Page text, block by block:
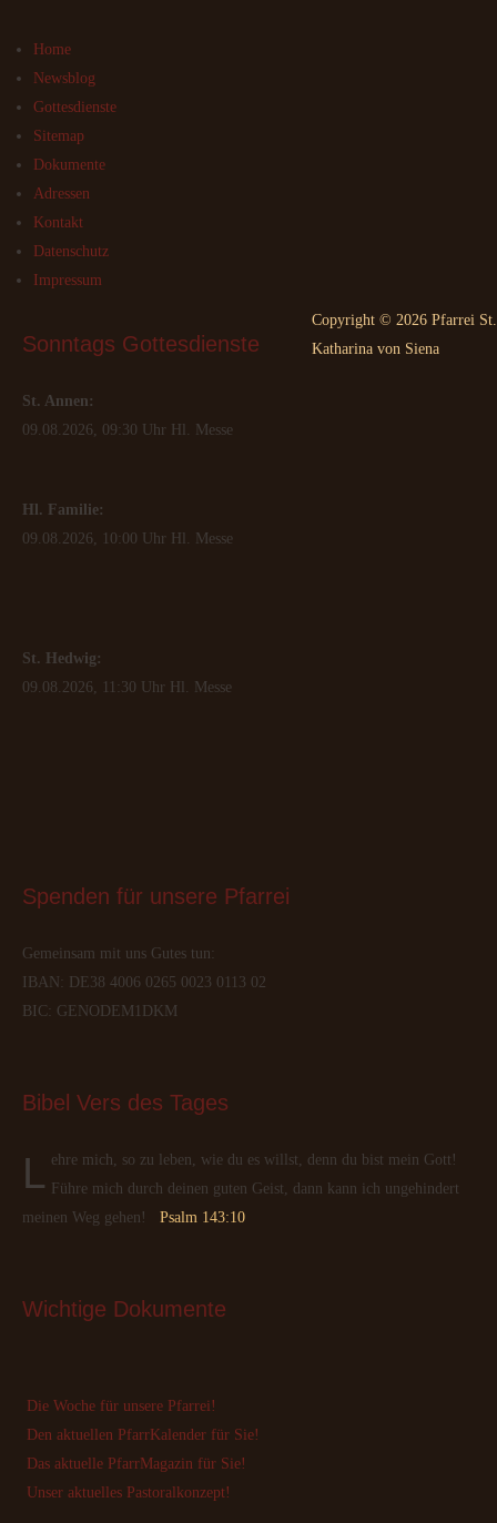
Home
Newsblog
Gottesdienste
Sitemap
Dokumente
Adressen
Kontakt
Datenschutz
Impressum
Sonntags Gottesdienste
St. Annen:
09.08.2026, 09:30 Uhr Hl. Messe
Hl. Familie:
09.08.2026, 10:00 Uhr Hl. Messe
St. Hedwig:
09.08.2026, 11:30 Uhr Hl. Messe
Spenden für unsere Pfarrei
Gemeinsam mit uns Gutes tun:
IBAN: DE38 4006 0265 0023 0113 02
BIC: GENODEM1DKM
Bibel Vers des Tages
Lehre mich, so zu leben, wie du es willst, denn du bist mein Gott! Führe mich durch deinen guten Geist, dann kann ich ungehindert
meinen Weg gehen!
Psalm 143:10
Wichtige Dokumente
Die Woche für unsere Pfarrei!
Den aktuellen PfarrKalender für Sie!
Das aktuelle PfarrMagazin für Sie!
Unser aktuelles Pastoralkonzept!
Copyright © 2026 Pfarrei St.
Katharina von Siena